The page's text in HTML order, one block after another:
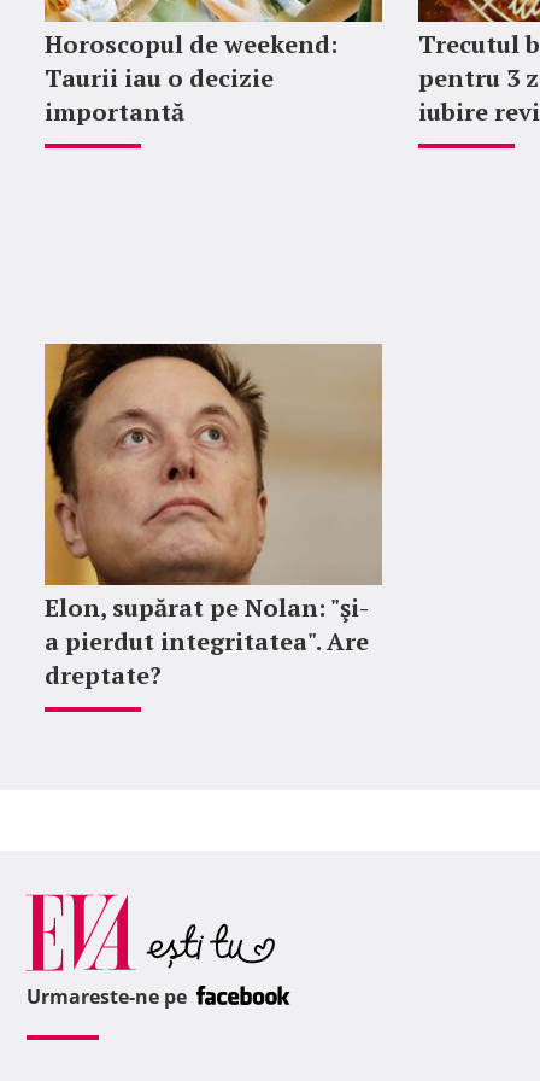
Horoscopul de weekend:
Taurii iau o decizie
importantă
Trecutul
pentru 3
iubire
Elon, supărat pe Nolan: "şi-
a pierdut integritatea". Are
dreptate?
Urmareste-ne pe